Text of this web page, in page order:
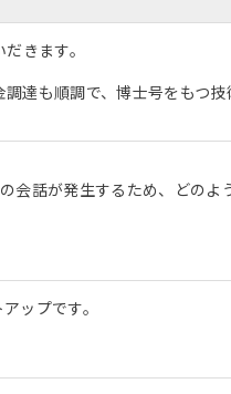
きます。
達も順調で、博士号をもつ
会話が発生するため、どのよ
ップです。